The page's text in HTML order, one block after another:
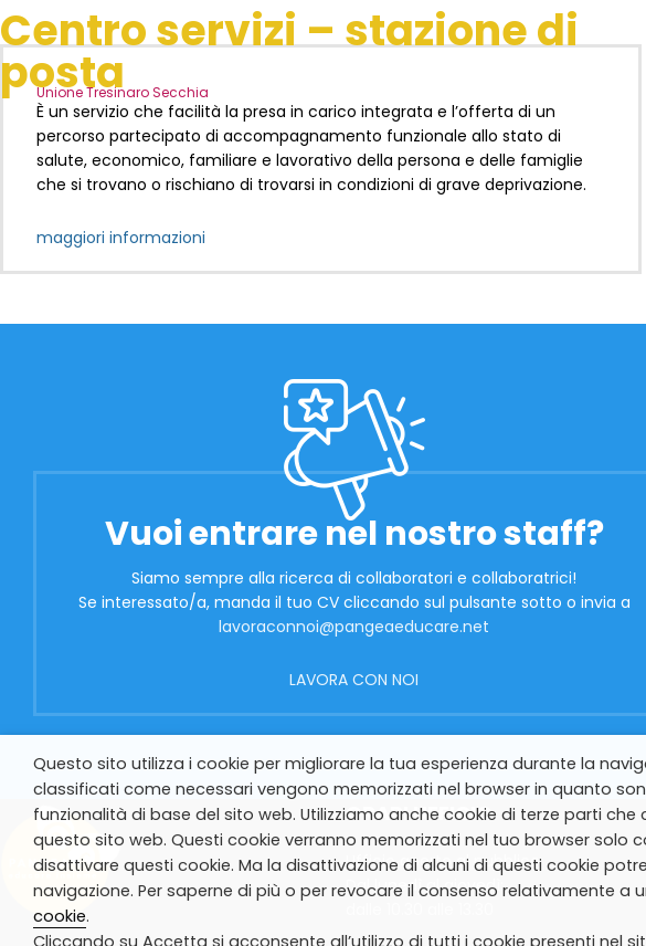
Centro servizi – stazione di
posta
Unione Tresinaro Secchia
È un servizio che facilità la presa in carico integrata e l’offerta di un
percorso partecipato di accompagnamento funzionale allo stato di
salute, economico, familiare e lavorativo della persona e delle famiglie
che si trovano o rischiano di trovarsi in condizioni di grave deprivazione.
maggiori informazioni
Vuoi entrare nel nostro staff?
Siamo sempre alla ricerca di collaboratori e collaboratrici!
Se interessato/a, manda il tuo CV cliccando sul pulsante sotto o invia a
lavoraconnoi@pangeaeducare.net
LAVORA CON NOI
ORARI UFFICIO
Ufficio aperto al pubblico
Dal lunedì al giovedì:
Questo sito utilizza i cookie per migliorare la tua esperienza durante la
classificati come necessari vengono memorizzati nel browser in quanto
funzionalità di base del sito web. Utilizziamo anche cookie di terze parti
questo sito web. Questi cookie verranno memorizzati nel tuo browser solo
disattivare questi cookie. Ma la disattivazione di alcuni di questi cookie
navigazione. Per saperne di più o per revocare il consenso relativamente a
cookie.
Cliccando su Accetta si acconsente all’utilizzo di tutti i cookie presenti nel